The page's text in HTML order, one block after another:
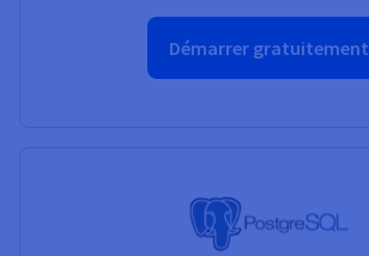
Démarrer gratuitement